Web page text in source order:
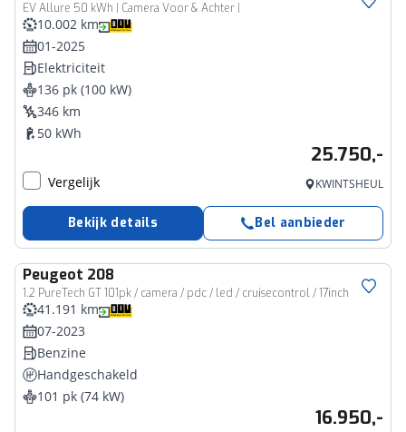
EV Allure 50 kWh | Camera Voor & Achter |
10.002 km
01-2025
Elektriciteit
136 pk (100 kW)
346 km
50 kWh
25.750,-
Vergelijk KWINTSHEUL
Bekijk details Bel aanbieder
Peugeot 208
1.2 PureTech GT 101pk / camera / pdc / led / cruisecontrol / 17inch
41.191 km
07-2023
Benzine
Handgeschakeld
101 pk (74 kW)
16.950,-